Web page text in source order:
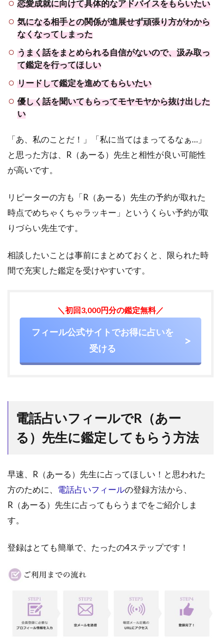
恋愛成就に向けて具体的なアドバイスをもらいたい
気になる相手との関係が進展せず頑張り方がわから
なくなってしまった
うまく話をまとめられる自信がないので、汲み取っ
て鑑定を行ってほしい
リードして鑑定を進めてもらいたい
優しく話を聞いてもらってモヤモヤから抜け出した
い
「あ、私のことだ！」「私に当てはまってるなぁ…」
と思った方は、R（あーる）先生と相性が良い可能性
が高いです。
リピーターの方も「R（あーる）先生の予約が取れた
時点でめちゃくちゃラッキー」というくらい予約が取
りづらい先生です。
相談したいことは事前にまとめておくと、限られた時
間で充実した鑑定を受けやすいです。
＼初回3,000円分の鑑定無料／
フィール公式サイトでお得に占いを
受ける
電話占いフィールでR（あー
る）先生に鑑定してもらう方法
早速、R（あーる）先生に占ってほしい！と思われた
方のために、 電話占いフィールの登録方法から、
R（あーる）先生に占ってもらうまでをご紹介しま
す。
登録はとても簡単で、たったの4ステップです！